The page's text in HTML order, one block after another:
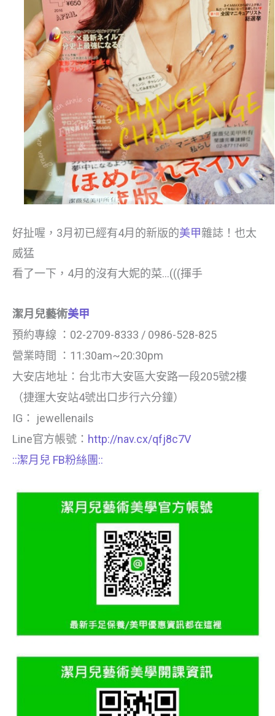
好扯喔，3月初已經有4月的新版的美甲雜誌！也太
威猛
看了一下，4月的沒有大妮的菜…(((揮手
潔月兒藝術美甲
預約專線 ：02-2709-8333 / 0986-528-825
營業時間 ：11:30am~20:30pm
大安店地址：台北市大安區大安路一段205號2樓
（捷運大安站4號出口步行六分鐘）
IG： jewellenails
Line官方帳號： http://nav.cx/qfj8c7V
::潔月兒 FB粉絲團::